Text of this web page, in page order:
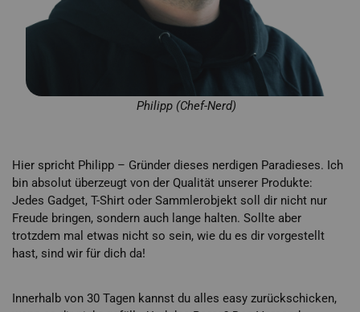
Philipp (Chef-Nerd)
Hier spricht Philipp – Gründer dieses nerdigen Paradieses. Ich
bin absolut überzeugt von der Qualität unserer Produkte:
Jedes Gadget, T-Shirt oder Sammlerobjekt soll dir nicht nur
Freude bringen, sondern auch lange halten. Sollte aber
trotzdem mal etwas nicht so sein, wie du es dir vorgestellt
hast, sind wir für dich da!
Innerhalb von 30 Tagen kannst du alles easy zurückschicken,